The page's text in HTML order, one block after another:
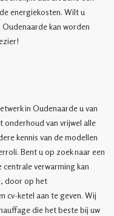
energiekosten. Wilt u
kan worden
in Oudenaarde u van
onderhoud van vrijwel alle
kennis van de modellen
Bent u op zoek naar een
verwarming kan
door op het
cv-ketel aan te geven. Wij
die het beste bij uw